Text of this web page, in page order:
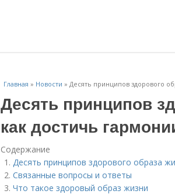
Главная » Новости » Десять принципов здорового
Десять принципов
как достичь
Содержание
Десять принципов здорового образа
Связанные вопросы и ответы
Что такое здоровый образ жизни